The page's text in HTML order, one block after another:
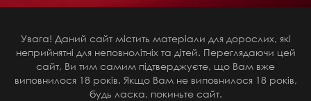
Увага! Даний сайт містить матеріали для дорослих, які
неприйнятні для неповнолітніх та дітей. Переглядаючи цей
сайт, Ви тим самим підтверджуєте, що Вам вже
виповнилося 18 років. Якщо Вам не виповнилося 18 років,
будь ласка, покиньте сайт.